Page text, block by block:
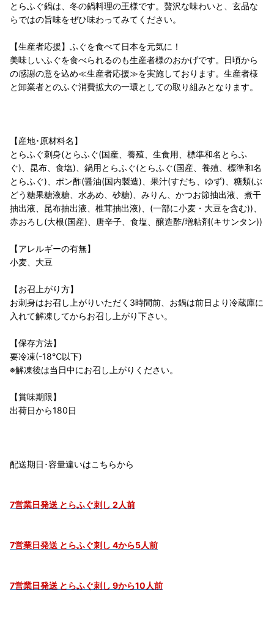
とらふぐ鍋は、冬の鍋料理の王様です。贅沢な味わいと、玄品な
らではの旨味をぜひ味わってみてください。
【生産者応援】ふぐを食べて日本を元気に！
美味しいふぐを食べられるのも生産者様のおかげです。日頃から
の感謝の意を込め≪生産者応援≫を実施しております。生産者様
と卸業者とのふぐ消費拡大の一環としての取り組みとなります。
【産地･原材料名】
とらふぐ刺身(とらふぐ(国産、養殖、生食用、標準和名とらふ
ぐ)、昆布、食塩)、鍋用とらふぐ(とらふぐ(国産、養殖、標準和名
とらふぐ)、ポン酢(醤油(国内製造)、果汁(すだち、ゆず)、糖類(ぶ
どう糖果糖液糖、水あめ、砂糖)、みりん、かつお節抽出液、煮干
抽出液、昆布抽出液、椎茸抽出液)、(一部に小麦・大豆を含む))、
赤おろし(大根(国産)、唐辛子、食塩、醸造酢/増粘剤(キサンタン))
【アレルギーの有無】
小麦、大豆
【お召上がり方】
お刺身はお召し上がりいただく3時間前、お鍋は前日より冷蔵庫に
入れて解凍してからお召し上がり下さい。
【保存方法】
要冷凍(-18℃以下)
※解凍後は当日中にお召し上がりください。
【賞味期限】
出荷日から180日
配送期日･容量違いはこちらから
7営業日発送 とらふぐ刺し 2人前
7営業日発送 とらふぐ刺し 4から5人前
7営業日発送 とらふぐ刺し 9から10人前